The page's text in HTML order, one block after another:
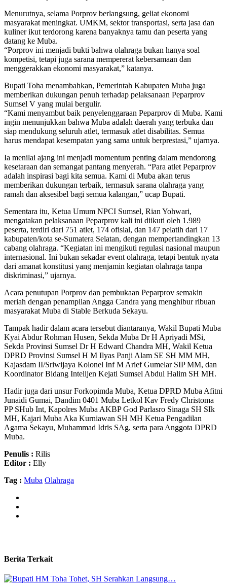
Menurutnya, selama Porprov berlangsung, geliat ekonomi
masyarakat meningkat. UMKM, sektor transportasi, serta jasa dan
kuliner ikut terdorong karena banyaknya tamu dan peserta yang
datang ke Muba.
“Porprov ini menjadi bukti bahwa olahraga bukan hanya soal
kompetisi, tetapi juga sarana mempererat kebersamaan dan
menggerakkan ekonomi masyarakat,” katanya.
Bupati Toha menambahkan, Pemerintah Kabupaten Muba juga
memberikan dukungan penuh terhadap pelaksanaan Peparprov
Sumsel V yang mulai bergulir.
“Kami menyambut baik penyelenggaraan Peparprov di Muba. Kami
ingin menunjukkan bahwa Muba adalah daerah yang terbuka dan
siap mendukung seluruh atlet, termasuk atlet disabilitas. Semua
harus mendapat kesempatan yang sama untuk berprestasi,” ujarnya.
Ia menilai ajang ini menjadi momentum penting dalam mendorong
kesetaraan dan semangat pantang menyerah. “Para atlet Peparprov
adalah inspirasi bagi kita semua. Kami di Muba akan terus
memberikan dukungan terbaik, termasuk sarana olahraga yang
ramah dan aksesibel bagi semua kalangan,” ucap Bupati.
Sementara itu, Ketua Umum NPCI Sumsel, Rian Yohwari,
mengatakan pelaksanaan Peparprov kali ini diikuti oleh 1.989
peserta, terdiri dari 751 atlet, 174 ofisial, dan 147 pelatih dari 17
kabupaten/kota se-Sumatera Selatan, dengan mempertandingkan 13
cabang olahraga. “Kegiatan ini mengikuti regulasi nasional maupun
internasional. Ini bukan sekadar event olahraga, tetapi bentuk nyata
dari amanat konstitusi yang menjamin kegiatan olahraga tanpa
diskriminasi,” ujarnya.
Acara penutupan Porprov dan pembukaan Peparprov semakin
meriah dengan penampilan Angga Candra yang menghibur ribuan
masyarakat Muba di Stable Berkuda Sekayu.
Tampak hadir dalam acara tersebut diantaranya, Wakil Bupati Muba
Kyai Abdur Rohman Husen, Sekda Muba Dr H Apriyadi MSi,
Sekda Provinsi Sumsel Dr H Edward Chandra MH, Wakil Ketua
DPRD Provinsi Sumsel H M Ilyas Panji Alam SE SH MM MH,
Kajasdam II/Sriwijaya Kolonel Inf M Arief Gumelar SIP MM, dan
Koordinator Bidang Intelijen Kejati Sumsel Abdul Halim SH MH.
Hadir juga dari unsur Forkopimda Muba, Ketua DPRD Muba Afitni
Junaidi Gumai, Dandim 0401 Muba Letkol Kav Fredy Christoma
PP SHub Int, Kapolres Muba AKBP God Parlasro Sinaga SH SIk
MH, Kajari Muba Aka Kurniawan SH MH Ketua Pengadilan
Agama Sekayu, Muhammad Idris SAg, serta para Anggota DPRD
Muba.
Penulis : Rilis
Editor : Elly
Tag : Muba Olahraga
Berita Terkait